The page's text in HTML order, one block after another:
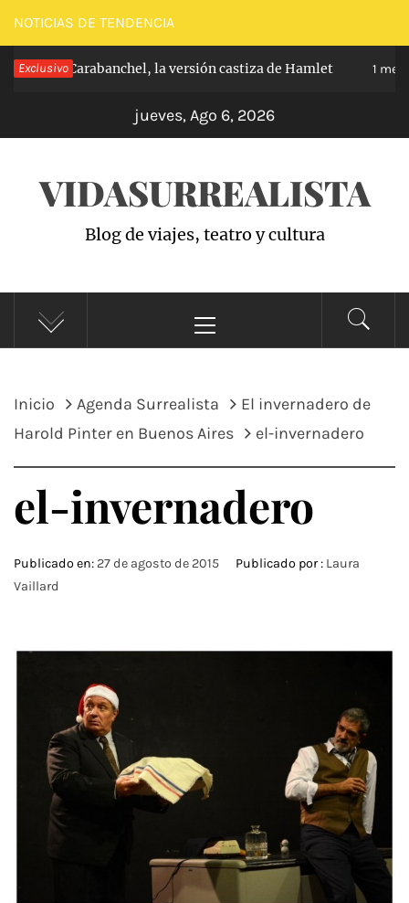
Saltar
al
contenido
NOTICIAS DE TENDENCIA
Exclusivode Carabanchel, la versión castiza de Hamlet 1 mes
jueves, Ago 6, 2026
VIDASURREALISTA
Blog de viajes, teatro y cultura
principal
Inicio Agenda Surrealista
El invernadero de
Harold Pinter en Buenos Aires
el-invernadero
el-invernadero
Publicado en: 27 de agosto de 2015 Publicado por : Laura
Vaillard